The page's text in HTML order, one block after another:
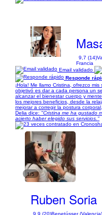
9,7 (14)
Francia
Email validado
Responde
¡Hola! Me llamo Cristina, ofrezco
objetivó es dar a cada persona un
alcanzar el bienestar cuerpo y
los mejores beneficios, desde la
mejorar a corregir la postura
Delia dice: "Cristina me ha gustado
acierto haber elegido sus servicios."
1/5
Ruben Soria
9,9 (20)Benetússer